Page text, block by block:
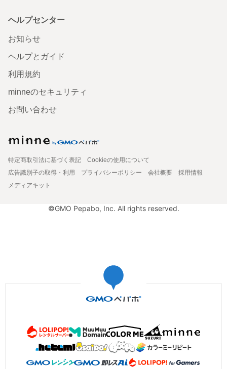
ヘルプセンター
お知らせ
ヘルプとガイド
利用規約
minneのセキュリティ
お問い合わせ
特定商取引法に基づく表記
Cookieの使用について
広告識別子の取得・利用
プライバシーポリシー 会社概要
採用情報
メディアキット
©GMO Pepabo, Inc. All rights reserved.